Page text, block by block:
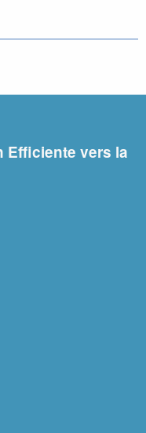
Efficiente vers la